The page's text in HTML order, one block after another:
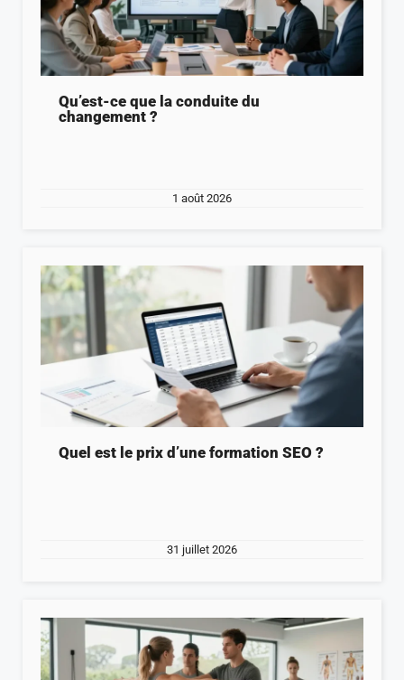
Qu’est-ce que la conduite du
changement ?
1 août 2026
Quel est le prix d’une formation SEO ?
31 juillet 2026